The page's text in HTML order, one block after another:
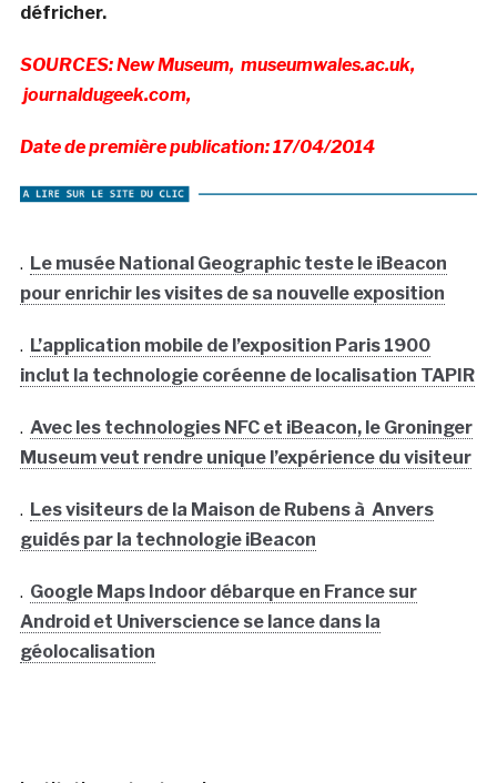
défricher.
SOURCES: New Museum, museumwales.ac.uk,
journaldugeek.com,
Date de première publication: 17/04/2014
. Le musée National Geographic teste le iBeacon
pour enrichir les visites de sa nouvelle exposition
. L’application mobile de l’exposition Paris 1900
inclut la technologie coréenne de localisation TAPIR
. Avec les technologies NFC et iBeacon, le Groninger
Museum veut rendre unique l’expérience du visiteur
. Les visiteurs de la Maison de Rubens à Anvers
guidés par la technologie iBeacon
. Google Maps Indoor débarque en France sur
Android et Universcience se lance dans la
géolocalisation